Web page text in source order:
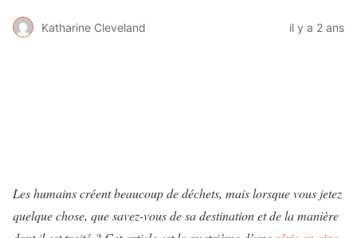
Katharine Cleveland il y a 2 ans
Les humains créent beaucoup de déchets, mais lorsque vous jetez
quelque chose, que savez-vous de sa destination et de la manière